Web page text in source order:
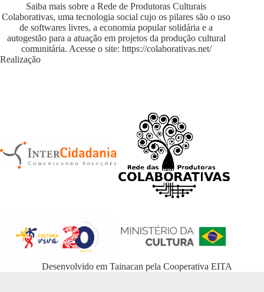
Saiba mais sobre a Rede de Produtoras Culturais
Colaborativas, uma tecnologia social cujo os pilares são o uso
de softwares livres, a economia popular solidária e a
autogestão para a atuação em projetos da produção cultural
comunitária. Acesse o site: https://colaborativas.net/
Realização
Desenvolvido emTainacan pelaCooperativa EITA